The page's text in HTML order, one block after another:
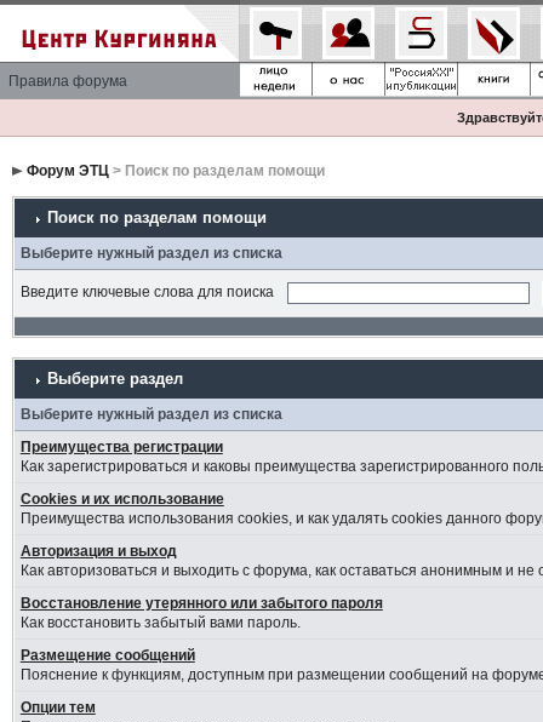
Правила форума
Форум ЭТЦ> Поиск по разделам помощи
Поиск по разделам помощи
Выберите нужный раздел из списка
Введите ключевые слова для поиска
Выберите раздел
Выберите нужный раздел из списка
Преимущества регистрации
Как зарегистрироваться и каковы преимущества зарегистрированного
Cookies и их использование
Преимущества использования cookies, и как удалять cookies данного
Авторизация и выход
Как авторизоваться и выходить с форума, как оставаться анонимным и
Восстановление утерянного или забытого пароля
Как восстановить забытый вами пароль.
Размещение сообщений
Пояснение к функциям, доступным при размещении сообщений на
Опции тем